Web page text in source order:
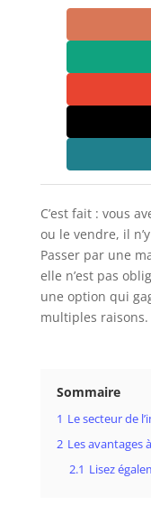
C’est fait : vous
ou le vendre, il
Passer par une
elle n’est pas
une option qui
multiples raisons.
Sommaire
1 Le secteur de
2 Les avantages
2.1 Lisez